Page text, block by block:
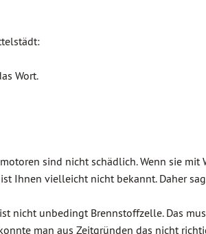
Wort.
sind nicht schädlich. Wenn sie
ist Ihnen vielleicht nicht bekannt. Daher
nicht unbedingt Brennstoffzelle. Das
man aus Zeitgründen das nicht